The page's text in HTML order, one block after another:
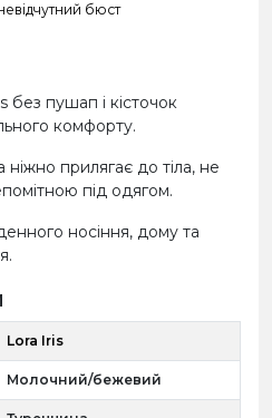
бюст
пушап і кісточок
комфорту.
ніжно прилягає до тіла, не
під одягом.
носіння, дому та
Lora Iris
Молочний/бежевий